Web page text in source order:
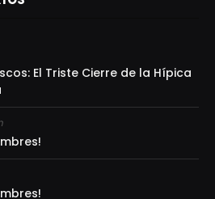
El Triste Cierre de la Hípica